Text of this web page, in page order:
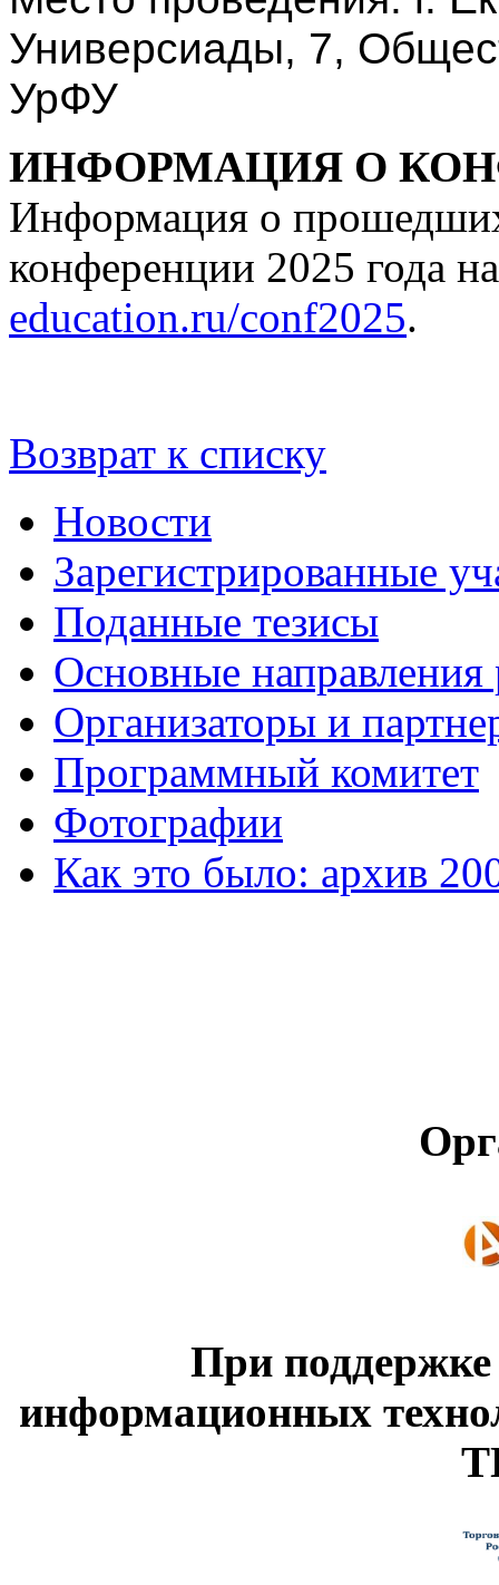
Универсиады, 7,
УрФУ
ИНФОРМАЦИЯ О
Информация о
конференции 2025 года
education.ru/conf2025.
Возврат к списку
Новости
Зарегистрированные
Поданные тезисы
Основные направления
Организаторы и
Программный комитет
Фотографии
Как это было: архив
При
информационных